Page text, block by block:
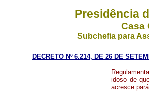
Presidência
Casa
Subchefia para
DECRETO Nº 6.214, DE 26 DE
idoso de
acresce